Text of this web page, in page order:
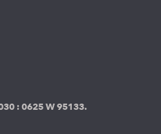
:0625 W 95133.